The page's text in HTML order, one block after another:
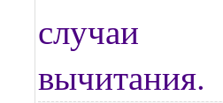
случаи
вычитания.